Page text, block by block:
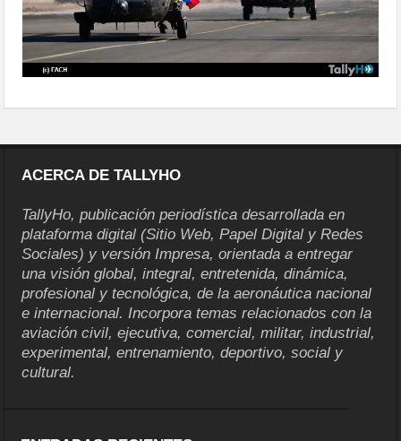
ACERCA DE TALLYHO
TallyHo, publicación periodística desarrollada en
plataforma digital (Sitio Web, Papel Digital y Redes
Sociales) y versión Impresa, orientada a entregar
una visión global, integral, entretenida, dinámica,
profesional y tecnológica, de la aeronáutica nacional
e internacional. Incorpora temas relacionados con la
aviación civil, ejecutiva, comercial, militar, industrial,
experimental, entrenamiento, deportivo, social y
cultural.